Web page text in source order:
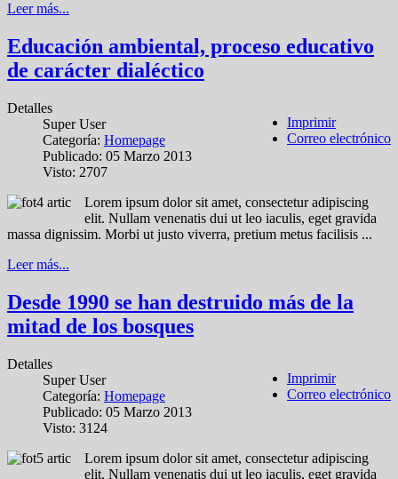
Leer más...
Educación ambiental, proceso educativo
de carácter dialéctico
Imprimir
Correo electrónico
Detalles
Super User
Categoría: Homepage
Publicado: 05 Marzo 2013
Visto: 2707
Lorem ipsum dolor sit amet, consectetur adipiscing
elit. Nullam venenatis dui ut leo iaculis, eget gravida
massa dignissim. Morbi ut justo viverra, pretium metus facilisis ...
Leer más...
Desde 1990 se han destruido más de la
mitad de los bosques
Imprimir
Correo electrónico
Detalles
Super User
Categoría: Homepage
Publicado: 05 Marzo 2013
Visto: 3124
Lorem ipsum dolor sit amet, consectetur adipiscing
elit. Nullam venenatis dui ut leo iaculis, eget gravida